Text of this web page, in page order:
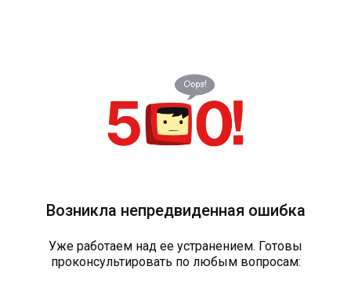
Возникла непредвиденная ошибка
Уже работаем над ее устранением. Готовы
проконсультировать по любым вопросам: